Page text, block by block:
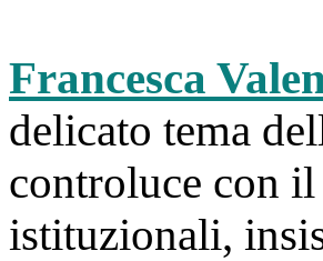
Francesca
delicato tema
controluce con
istituzionali,